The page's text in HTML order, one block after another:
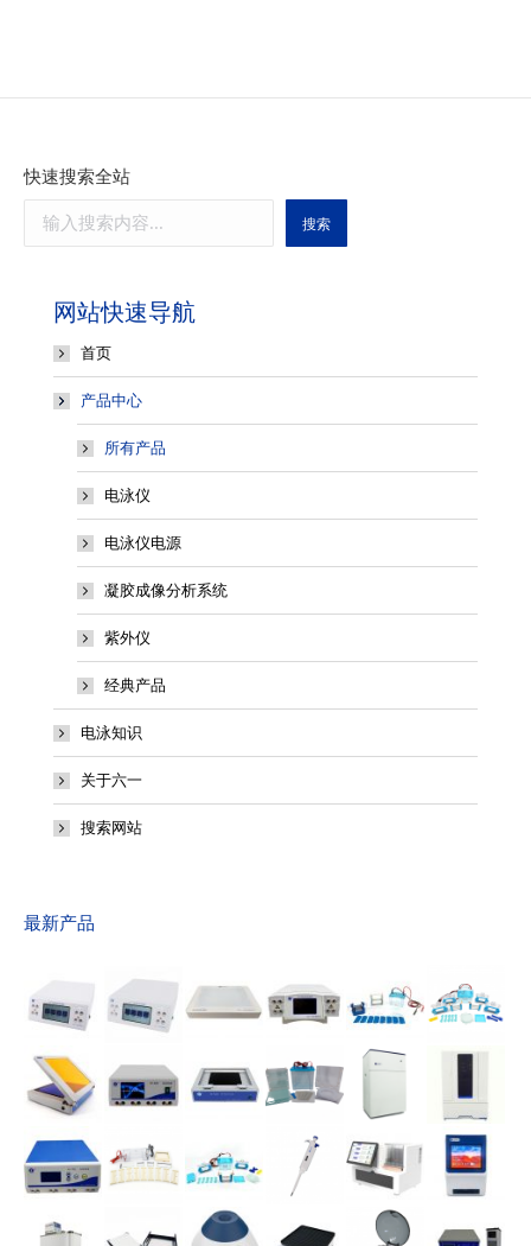
快速搜索全站
搜索
网站快速导航
首页
产品中心
所有产品
电泳仪
电泳仪电源
凝胶成像分析系统
紫外仪
经典产品
电泳知识
关于六一
搜索网站
最新产品